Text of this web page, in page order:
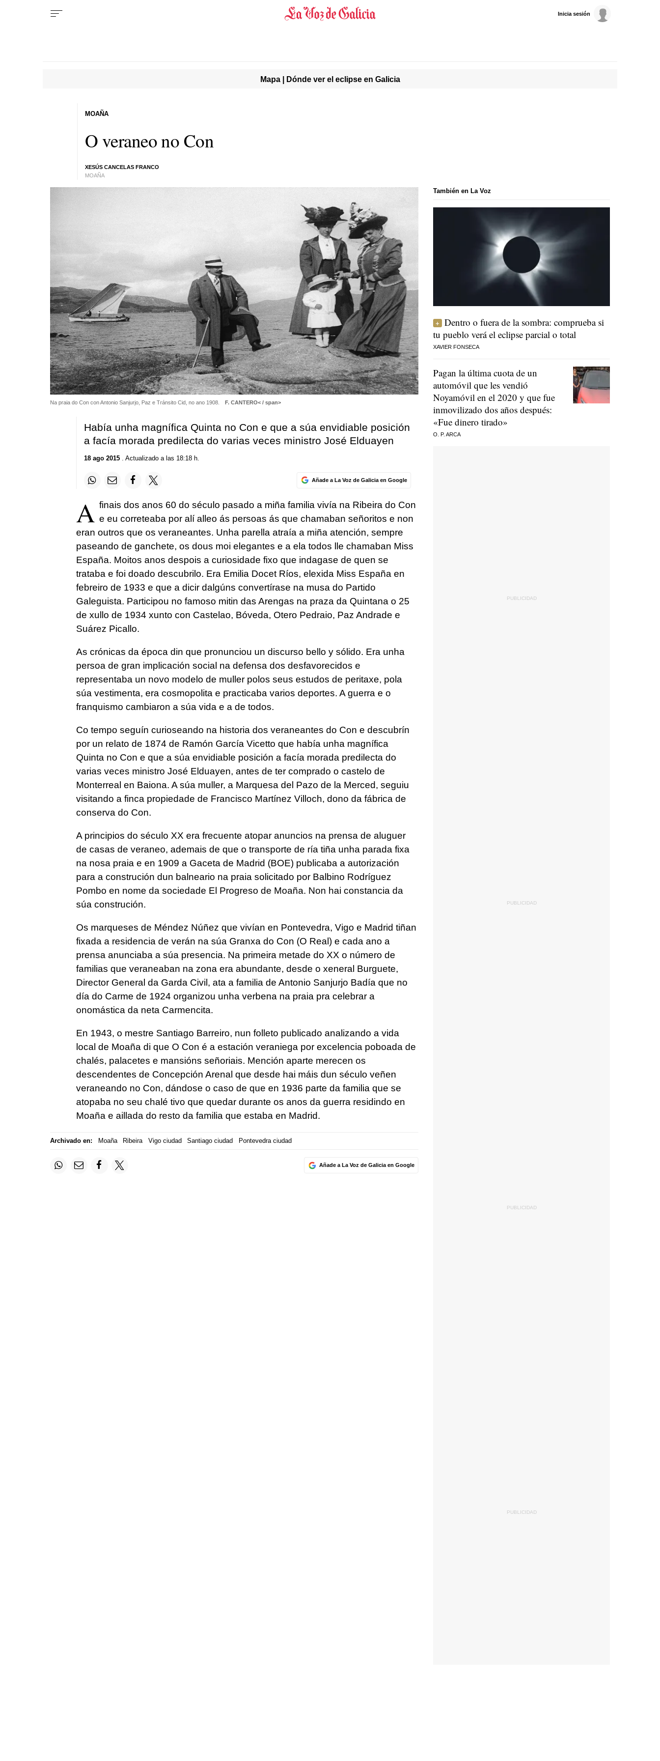
Inicia sesión
Mapa | Dónde ver el eclipse en Galicia
O veraneo no Con
XESÚS CANCELAS FRANCO
MOAÑA
MOAÑA
Na praia do Con con Antonio Sanjurjo, Paz e Tránsito Cid, no ano 1908. F. CANTERO< / span>
Había unha magnífica Quinta no Con e que a súa envidiable posición
a facía morada predilecta do varias veces ministro José Elduayen
18 ago 2015. Actualizado a las 18:18 h.
Añade a La Voz de Galicia en Google
A finais dos anos 60 do século pasado a miña familia vivía na Ribeira do Con
e eu correteaba por alí alleo ás persoas ás que chamaban señoritos e non
eran outros que os veraneantes. Unha parella atraía a miña atención, sempre
paseando de ganchete, os dous moi elegantes e a ela todos lle chamaban Miss
España. Moitos anos despois a curiosidade fixo que indagase de quen se
trataba e foi doado descubrilo. Era Emilia Docet Ríos, elexida Miss España en
febreiro de 1933 e que a dicir dalgúns convertírase na musa do Partido
Galeguista. Participou no famoso mitin das Arengas na praza da Quintana o 25
de xullo de 1934 xunto con Castelao, Bóveda, Otero Pedraio, Paz Andrade e
Suárez Picallo.
As crónicas da época din que pronunciou un discurso bello y sólido. Era unha
persoa de gran implicación social na defensa dos desfavorecidos e
representaba un novo modelo de muller polos seus estudos de peritaxe, pola
súa vestimenta, era cosmopolita e practicaba varios deportes. A guerra e o
franquismo cambiaron a súa vida e a de todos.
Co tempo seguín curioseando na historia dos veraneantes do Con e descubrín
por un relato de 1874 de Ramón García Vicetto que había unha magnífica
Quinta no Con e que a súa envidiable posición a facía morada predilecta do
varias veces ministro José Elduayen, antes de ter comprado o castelo de
Monterreal en Baiona. A súa muller, a Marquesa del Pazo de la Merced, seguiu
visitando a finca propiedade de Francisco Martínez Villoch, dono da fábrica de
conserva do Con.
A principios do século XX era frecuente atopar anuncios na prensa de aluguer
de casas de veraneo, ademais de que o transporte de ría tiña unha parada fixa
na nosa praia e en 1909 a Gaceta de Madrid (BOE) publicaba a autorización
para a construción dun balneario na praia solicitado por Balbino Rodríguez
Pombo en nome da sociedade El Progreso de Moaña. Non hai constancia da
súa construción.
Os marqueses de Méndez Núñez que vivían en Pontevedra, Vigo e Madrid tiñan
fixada a residencia de verán na súa Granxa do Con (O Real) e cada ano a
prensa anunciaba a súa presencia. Na primeira metade do XX o número de
familias que veraneaban na zona era abundante, desde o xeneral Burguete,
Director General da Garda Civil, ata a familia de Antonio Sanjurjo Badía que no
día do Carme de 1924 organizou unha verbena na praia pra celebrar a
onomástica da neta Carmencita.
En 1943, o mestre Santiago Barreiro, nun folleto publicado analizando a vida
local de Moaña di que O Con é a estación veraniega por excelencia poboada de
chalés, palacetes e mansións señoriais. Mención aparte merecen os
descendentes de Concepción Arenal que desde hai máis dun século veñen
veraneando no Con, dándose o caso de que en 1936 parte da familia que se
atopaba no seu chalé tivo que quedar durante os anos da guerra residindo en
Moaña e aillada do resto da familia que estaba en Madrid.
Archivado en: Moaña Ribeira Vigo ciudad Santiago ciudad Pontevedra ciudad
Añade a La Voz de Galicia en Google
También en La Voz
Dentro o fuera de la sombra: comprueba si
tu pueblo verá el eclipse parcial o total
XAVIER FONSECA
Pagan la última cuota de un
automóvil que les vendió
Noyamóvil en el 2020 y que fue
inmovilizado dos años después:
«Fue dinero tirado»
O. P. ARCA